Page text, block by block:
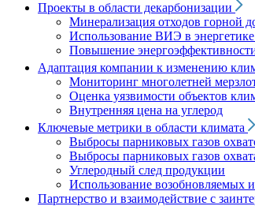
Проекты в области декарбонизации
Минерализация отходов горной
Использование ВИЭ в
Повышение
Адаптация компании к изменению
Мониторинг многолетней
Оценка уязвимости объектов
Внутренняя цена на углерод
Ключевые метрики в области климата
Выбросы парниковых газов
Выбросы парниковых газов
Углеродный след продукции
Использование возобновляемых
Партнерство и взаимодействие с